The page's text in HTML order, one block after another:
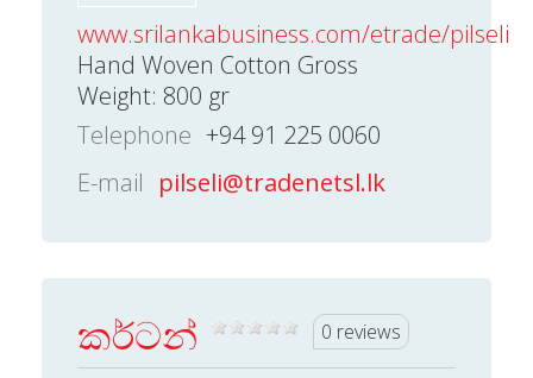
www.srilankabusiness.com/etrade/
Hand Woven Cotton Gross
Weight: 800 gr
Telephone +94 91 225 0060
E-mail pilseli@tradenetsl.lk
කර්ටන් 0 reviews